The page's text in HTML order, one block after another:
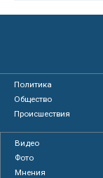
Политика
Общество
Происшествия
Видео
Фото
Мнения